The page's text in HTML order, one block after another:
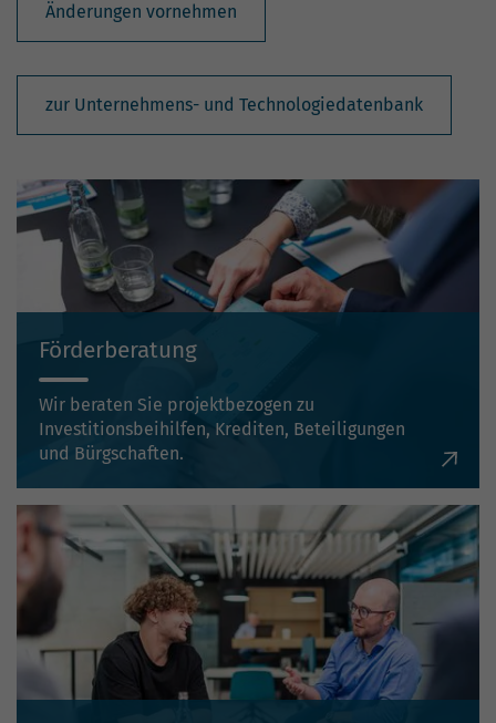
Änderungen vornehmen
zur Unternehmens- und Technologiedatenbank
Förderberatung
Wir beraten Sie projektbezogen zu
Investitionsbeihilfen, Krediten, Beteiligungen
und Bürgschaften.